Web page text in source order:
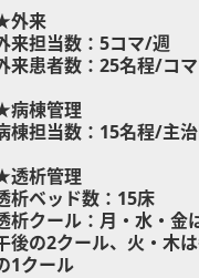
外来
来担当数：5コマ/週
来患者数：25名程/コマ
病棟管理
棟担当数：15名程/主
透析管理
析ベッド数：15床
析クール：月・水・金
後の2クール、火・木
1クール